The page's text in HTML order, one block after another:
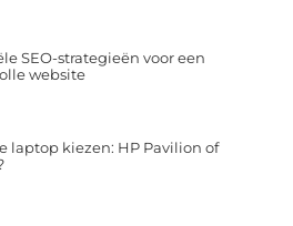
SEO-strategieën voor een
website
laptop kiezen: HP Pavilion of